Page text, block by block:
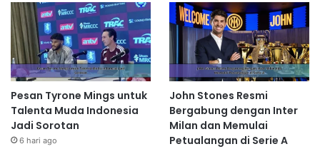
Pesan Tyrone Mings untuk
Talenta Muda Indonesia
Jadi Sorotan
6 hari ago
John Stones Resmi
Bergabung dengan Inter
Milan dan Memulai
Petualangan di Serie A